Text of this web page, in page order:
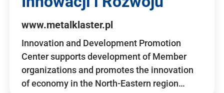
www.metalklaster.pl
Innovation and Development Promotion
Center supports development of Member
organizations and promotes the innovation
of economy in the North-Eastern region…